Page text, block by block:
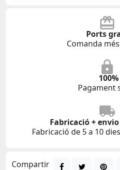
Ports
Comanda
100%
Pagament
Fabricació +
Fabricació de 5 a 10
Compartir